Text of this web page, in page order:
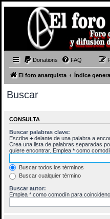
Donations FAQ
El foro anarquista Índice
Buscar
CONSULTA
Buscar palabras clave:
Escribe + delante de una palabra a
Crea una lista de palabras separadas
quiere encontrar. Emplea * como
Buscar todos los términos
Buscar cualquier término
Buscar autor:
Emplea * como comodín para